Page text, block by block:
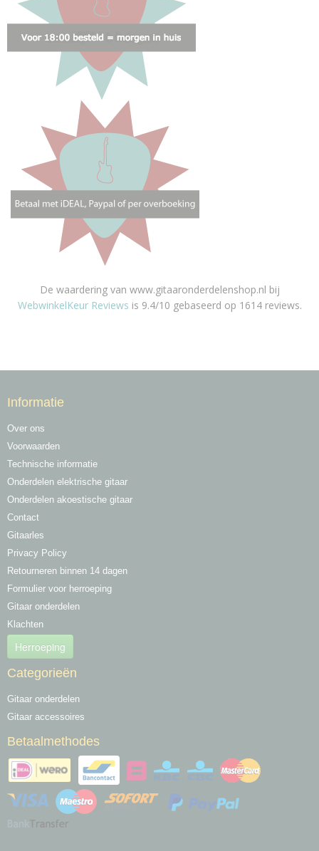
De waardering van www.gitaaronderdelenshop.nl bij
WebwinkelKeur Reviews is 9.4/10 gebaseerd op 1614 reviews.
Informatie
Over ons
Voorwaarden
Technische informatie
Onderdelen elektrische gitaar
Onderdelen akoestische gitaar
Contact
Gitaarles
Privacy Policy
Retourneren binnen 14 dagen
Formulier voor herroeping
Gitaar onderdelen
Klachten
Herroeping
Categorieën
Gitaar onderdelen
Gitaar accessoires
Betaalmethodes